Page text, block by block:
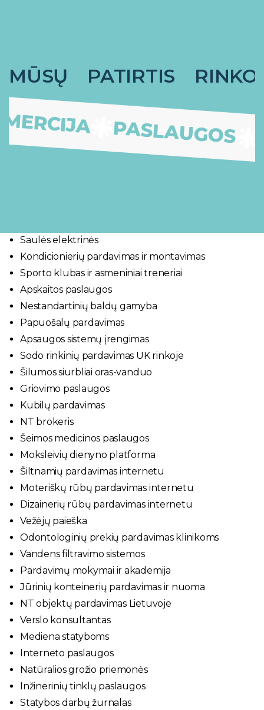
MŪSŲ PATIRTIS
PASLAUGOS
Saulės elektrinės
Kondicionierių pardavimas ir montavimas
Sporto klubas ir asmeniniai treneriai
Apskaitos paslaugos
Nestandartinių baldų gamyba
Papuošalų pardavimas
Apsaugos sistemų įrengimas
Sodo rinkinių pardavimas UK rinkoje
Šilumos siurbliai oras-vanduo
Griovimo paslaugos
Kubilų pardavimas
NT brokeris
Šeimos medicinos paslaugos
Moksleivių dienyno platforma
Šiltnamių pardavimas internetu
Moteriškų rūbų pardavimas internetu
Dizainerių rūbų pardavimas internetu
Vežėjų paieška
Odontologinių prekių pardavimas klinikoms
Vandens filtravimo sistemos
Pardavimų mokymai ir akademija
Jūrinių konteinerių pardavimas ir nuoma
NT objektų pardavimas Lietuvoje
Verslo konsultantas
Mediena statyboms
Interneto paslaugos
Natūralios grožio priemonės
Inžinerinių tinklų paslaugos
Statybos darbų žurnalas